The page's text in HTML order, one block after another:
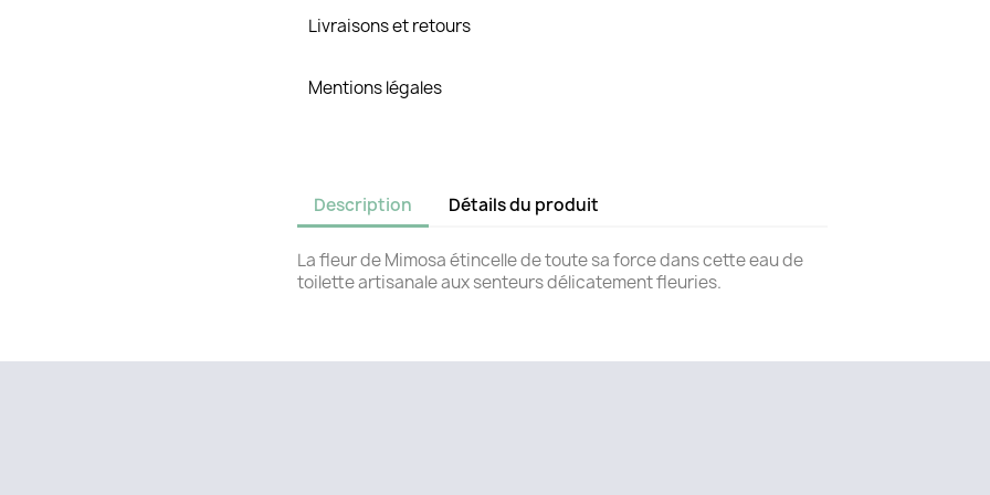
Livraisons et retours
Mentions légales
Description Détails du produit
La fleur de Mimosa étincelle de toute sa force dans cette eau de
toilette artisanale aux senteurs délicatement fleuries.